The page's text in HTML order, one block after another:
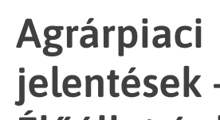
Agrárpiaci
jelentések